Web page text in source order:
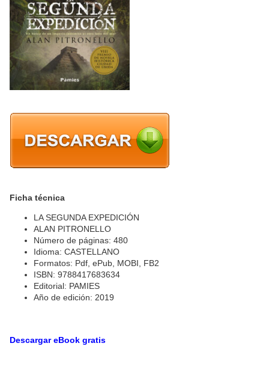
Ficha técnica
LA SEGUNDA EXPEDICIÓN
ALAN PITRONELLO
Número de páginas: 480
Idioma: CASTELLANO
Formatos: Pdf, ePub, MOBI, FB2
ISBN: 9788417683634
Editorial: PAMIES
Año de edición: 2019
Descargar eBook gratis